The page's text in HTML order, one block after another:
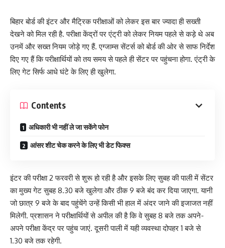
बिहार बोर्ड की इंटर और मैट्रिक परीक्षाओं को लेकर इस बार ज्यादा ही सख्ती
देखने को मिल रही है. परीक्षा केंद्रों पर एंट्री को लेकर नियम पहले से कड़े थे अब
उनमें और सख्त नियम जोड़े गए हैं. एग्जाम्स सेंटर्स को बोर्ड की ओर से साफ निर्देश
दिए गए हैं कि परीक्षार्थियों को तय समय से पहले ही सेंटर पर पहुंचना होगा. एंट्री के
लिए गेट सिर्फ आधे घंटे के लिए ही खुलेगा.
Contents
अधिकारी भी नहीं ले जा सकेंगे फोन
आंसर शीट चेक करने के लिए भी डेट फिक्स
इंटर की परीक्षा 2 फरवरी से शुरू हो रही है और इसके लिए सुबह की पाली में सेंटर
का मुख्य गेट सुबह 8.30 बजे खुलेगा और ठीक 9 बजे बंद कर दिया जाएगा. यानी
जो छात्र 9 बजे के बाद पहुंचेंगे उन्हें किसी भी हाल में अंदर जाने की इजाजत नहीं
मिलेगी. प्रशासन ने परीक्षार्थियों से अपील की है कि वे सुबह 8 बजे तक अपने-
अपने परीक्षा केंद्र पर पहुंच जाएं. दूसरी पाली में यही व्यवस्था दोपहर 1 बजे से
1.30 बजे तक रहेगी.